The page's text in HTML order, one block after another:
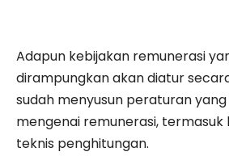
Adapun kebijakan remunerasi
dirampungkan akan diatur
sudah menyusun peraturan yang
mengenai remunerasi, termasuk
teknis penghitungan.